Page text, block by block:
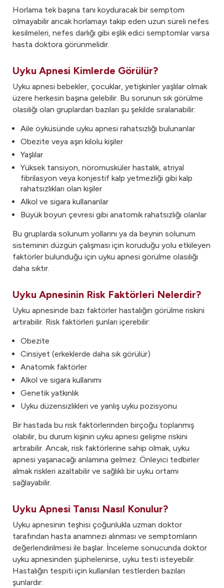
Horlama tek başına tanı koyduracak bir semptom
olmayabilir ancak horlamayı takip eden uzun süreli nefes
kesilmeleri, nefes darlığı gibi eşlik edici semptomlar varsa
hasta doktora görünmelidir.
Uyku Apnesi Kimlerde Görülür?
Uyku apnesi bebekler, çocuklar, yetişkinler yaşlılar olmak
üzere herkesin başına gelebilir. Bu sorunun sık görülme
olasılığı olan gruplardan bazıları şu şekilde sıralanabilir:
Aile öyküsünde uyku apnesi rahatsızlığı bulunanlar
Obezite veya aşırı kilolu kişiler
Yaşlılar
Yüksek tansiyon, nöromusküler hastalık, atriyal
fibrilasyon veya konjestif kalp yetmezliği gibi kalp
rahatsızlıkları olan kişiler
Alkol ve sigara kullananlar
Büyük boyun çevresi gibi anatomik rahatsızlığı olanlar
Bu gruplarda solunum yollarını ya da beynin solunum
sisteminin düzgün çalışması için koruduğu yolu etkileyen
faktörler bulunduğu için uyku apnesi görülme olasılığı
daha sıktır.
Uyku Apnesinin Risk Faktörleri Nelerdir?
Uyku apnesinde bazı faktörler hastalığın görülme riskini
artırabilir. Risk faktörleri şunları içerebilir:
Obezite
Cinsiyet (erkeklerde daha sık görülür)
Anatomik faktörler
Alkol ve sigara kullanımı
Genetik yatkınlık
Uyku düzensizlikleri ve yanlış uyku pozisyonu
Bir hastada bu risk faktörlerinden birçoğu toplanmış
olabilir, bu durum kişinin uyku apnesi gelişme riskini
artırabilir. Ancak, risk faktörlerine sahip olmak, uyku
apnesi yaşanacağı anlamına gelmez. Önleyici tedbirler
almak riskleri azaltabilir ve sağlıklı bir uyku ortamı
sağlayabilir.
Uyku Apnesi Tanısı Nasıl Konulur?
Uyku apnesinin teşhisi çoğunlukla uzman doktor
tarafından hasta anamnezi alınması ve semptomların
değerlendirilmesi ile başlar. İnceleme sonucunda doktor
uyku apnesinden şüphelenirse, uyku testi isteyebilir.
Hastalığın tespiti için kullanılan testlerden bazıları
şunlardır: